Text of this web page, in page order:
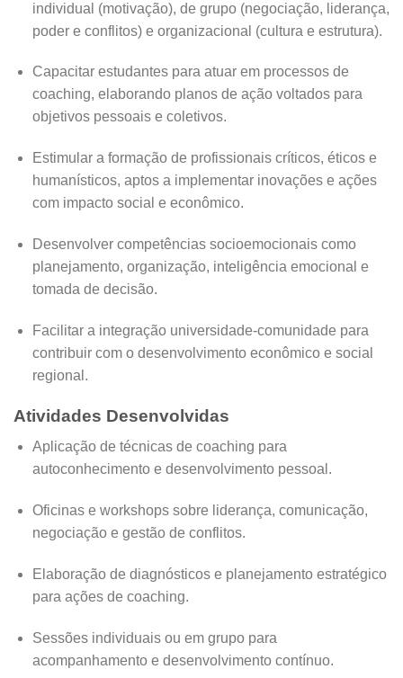
individual (motivação), de grupo (negociação, liderança,
poder e conflitos) e organizacional (cultura e estrutura).
Capacitar estudantes para atuar em processos de
coaching, elaborando planos de ação voltados para
objetivos pessoais e coletivos.
Estimular a formação de profissionais críticos, éticos e
humanísticos, aptos a implementar inovações e ações
com impacto social e econômico.
Desenvolver competências socioemocionais como
planejamento, organização, inteligência emocional e
tomada de decisão.
Facilitar a integração universidade-comunidade para
contribuir com o desenvolvimento econômico e social
regional.
Atividades Desenvolvidas
Aplicação de técnicas de coaching para
autoconhecimento e desenvolvimento pessoal.
Oficinas e workshops sobre liderança, comunicação,
negociação e gestão de conflitos.
Elaboração de diagnósticos e planejamento estratégico
para ações de coaching.
Sessões individuais ou em grupo para
acompanhamento e desenvolvimento contínuo.